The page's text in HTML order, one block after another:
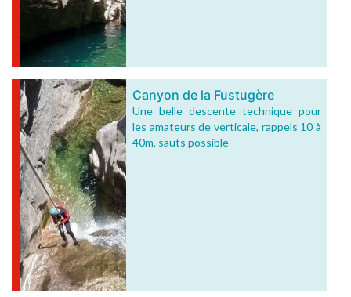
Canyon de la Fustugère
Une belle descente technique pour
les amateurs de verticale, rappels 10 à
40m, sauts possible